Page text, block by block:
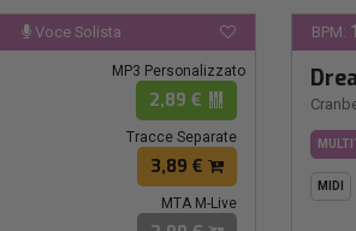
Voce Solista
MP3 Personalizzato
2,89 €
Tracce Separate
3,89 €
MTA M-Live
BPM:
MIDI